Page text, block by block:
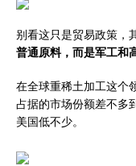
别看这只是贸易政策，
普通原料，而是军工和
在全球重稀土加工这个
占据的市场份额差不多
美国低不少。